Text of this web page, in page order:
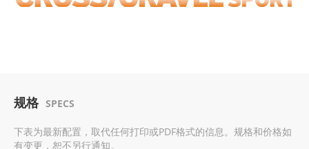
规格 SPECS
下表为最新配置，取代任何打印或PDF格式的信息。规格和价格如
有变更，恕不另行通知。